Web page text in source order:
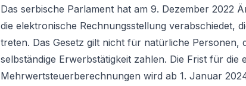
Das serbische Parlament hat am 9. Dezember 2022
die elektronische Rechnungsstellung verabschiedet,
treten. Das Gesetz gilt nicht für natürliche Personen,
selbständige Erwerbstätigkeit zahlen. Die Frist für die
Mehrwertsteuerberechnungen wird ab 1. Januar